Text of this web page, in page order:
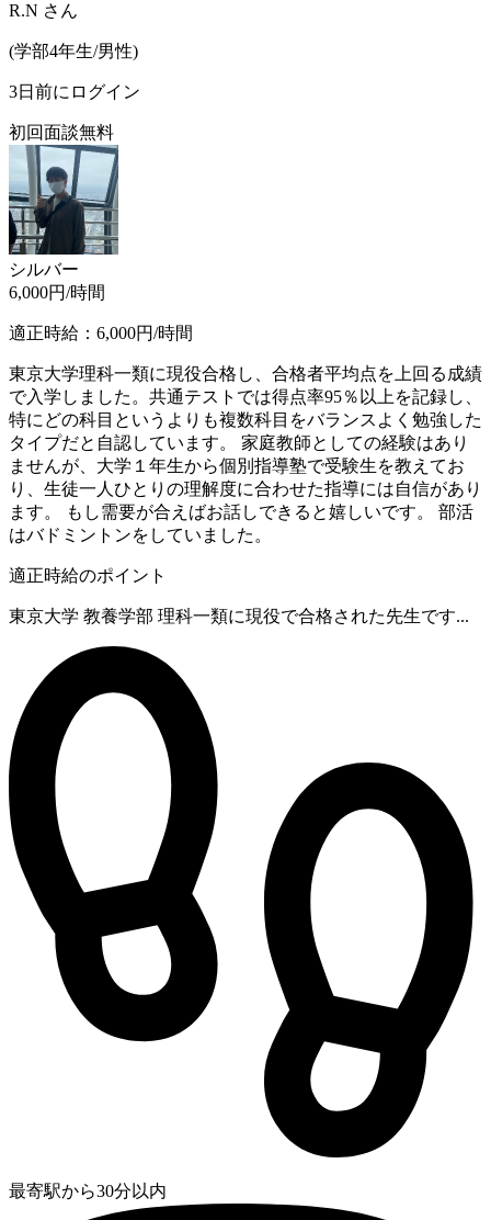
R.N さん
(学部4年生/男性)
3日前にログイン
初回面談無料
シルバー
6,000円/時間
適正時給： 6,000円/時間
東京大学理科一類に現役合格し、合格者平均点を上回る成績
で入学しました。共通テストでは得点率95％以上を記録し、
特にどの科目というよりも複数科目をバランスよく勉強した
タイプだと自認しています。 家庭教師としての経験はあり
ませんが、大学１年生から個別指導塾で受験生を教えてお
り、生徒一人ひとりの理解度に合わせた指導には自信があり
ます。 もし需要が合えばお話しできると嬉しいです。 部活
はバドミントンをしていました。
適正時給のポイント
東京大学 教養学部 理科一類に現役で合格された先生です...
最寄駅から30分以内